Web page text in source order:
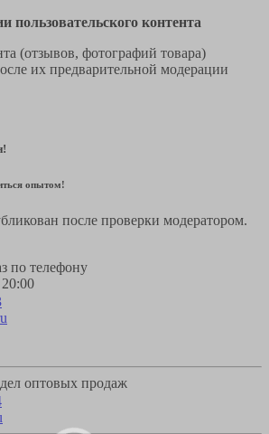
пользовательского контента
(отзывов, фотографий товара)
их предварительной модерации
опытом!
после проверки модератором.
по телефону
оптовых продаж